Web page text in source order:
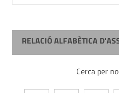
RELACIÓ ALFABÈTICA
Cerca per